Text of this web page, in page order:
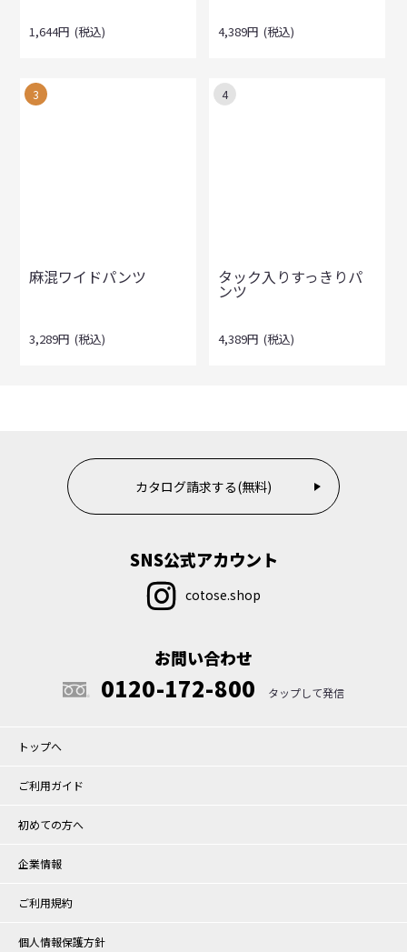
1,644円 (税込) 4,389円 (税込)
3
麻混ワイドパンツ
3,289円 (税込)
4
タック入りすっきりパ
ンツ
4,389円 (税込)
カタログ請求する(無料)
SNS公式アカウント
cotose.shop
お問い合わせ
0120-172-800
トップへ
ご利用ガイド
初めての方へ
企業情報
ご利用規約
個人情報保護方針